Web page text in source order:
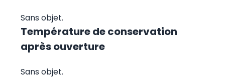
Sans objet.
Température de conservation
après ouverture
Sans objet.